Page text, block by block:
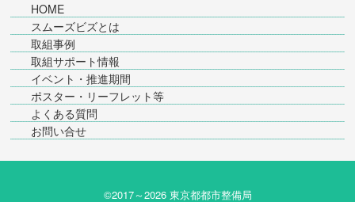
HOME
スムーズビズとは
取組事例
取組サポート情報
イベント・推進期間
ポスター・リーフレット等
よくある質問
お問い合せ
©2017～2026 東京都都市整備局